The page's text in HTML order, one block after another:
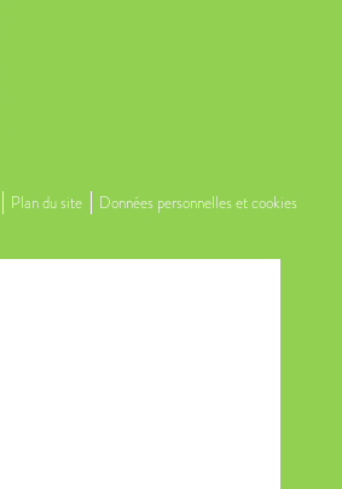
Plan du site Données personnelles et cookies